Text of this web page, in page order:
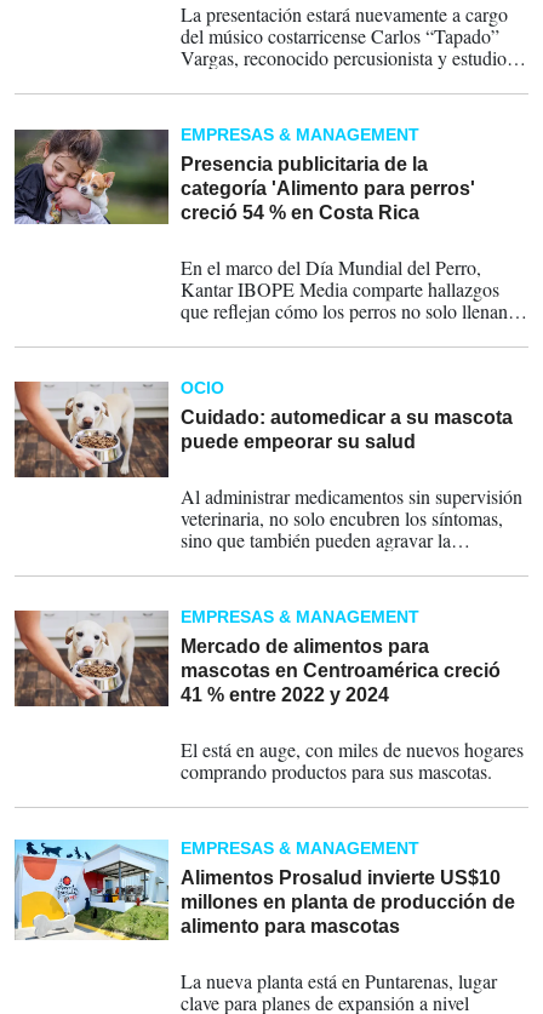
La presentación estará nuevamente a cargo
del músico costarricense Carlos “Tapado”
Vargas, reconocido percusionista y estudioso
EMPRESAS & MANAGEMENT
Presencia publicitaria de la
categoría 'Alimento para perros'
creció 54 % en Costa Rica
En el marco del Día Mundial del Perro,
Kantar IBOPE Media comparte hallazgos
que reflejan cómo los perros no solo llenan
tienen un rol cada vez más visible en la
publicidad y el consumo de los
costarricenses.
OCIO
Cuidado: automedicar a su mascota
puede empeorar su salud
Al administrar medicamentos sin supervisión
veterinaria, no solo encubren los síntomas,
sino que también pueden agravar la
EMPRESAS & MANAGEMENT
Mercado de alimentos para
mascotas en Centroamérica creció
41 % entre 2022 y 2024
El está en auge, con miles de nuevos hogares
comprando productos para sus mascotas.
EMPRESAS & MANAGEMENT
Alimentos Prosalud invierte US$10
millones en planta de producción de
alimento para mascotas
La nueva planta está en Puntarenas, lugar
clave para planes de expansión a nivel